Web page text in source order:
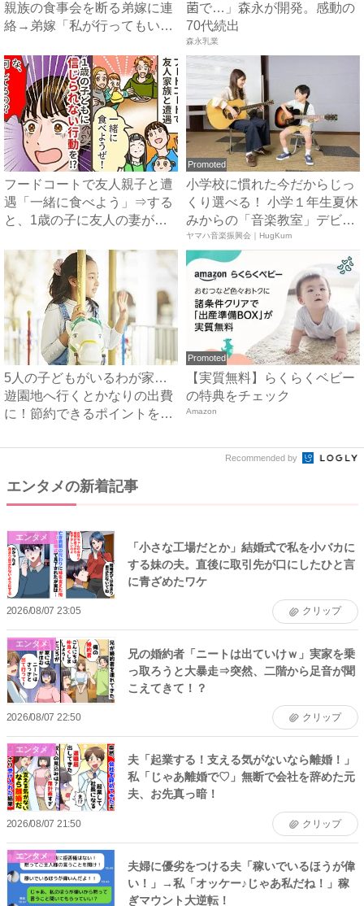
親族の食事会を断る弟嫁に連
絡→弟嫁「私が行ってもいい
菌で…」森永が開発。感動の
70代続出
森永乳業
フードコートで友人親子と遭
遇「一緒に食べよう」⇒する
と、1歳の子に友人の妻が目
Promoted
小学校に慣れた今だからじっ
くり選べる！ 小学１年生夏休
みからの「音楽教室」デビ
ュ...
ヤマハ音楽振興会｜HugKum
5人の子どもがいるわが家…
遊園地へ行くとかなりの出費
に！節約できるポイントを考
Promoted
【実質無料】らくらくベビー
の特典をチェック
Amazon
Recommended by
エンタメの新着記事
エンタメ
「小さな工場だとか」結婚式で私を小バカに
する妹の夫。直後に取引先が口にしたひと言
に青ざめたワケ
2026/08/07 23:05 クリップ
エンタメ
兄の婚約者「ニートは出ていけｗ」実家を乗
っ取ろうと大暴走⇒突然、二階から足音が聞
こえてきて！？
2026/08/07 22:50 クリップ
エンタメ
夫「起業する！支える気がないなら離婚！」
私「じゃあ離婚で♡」無断で会社を辞めた元
夫、お先真っ暗！
2026/08/07 21:50 クリップ
エンタメ
夫婦に優劣をつける夫「稼いでいるほうが偉
い！」→私「オッケー♪じゃあ私だね！」稼
ぎマウント大逆転！